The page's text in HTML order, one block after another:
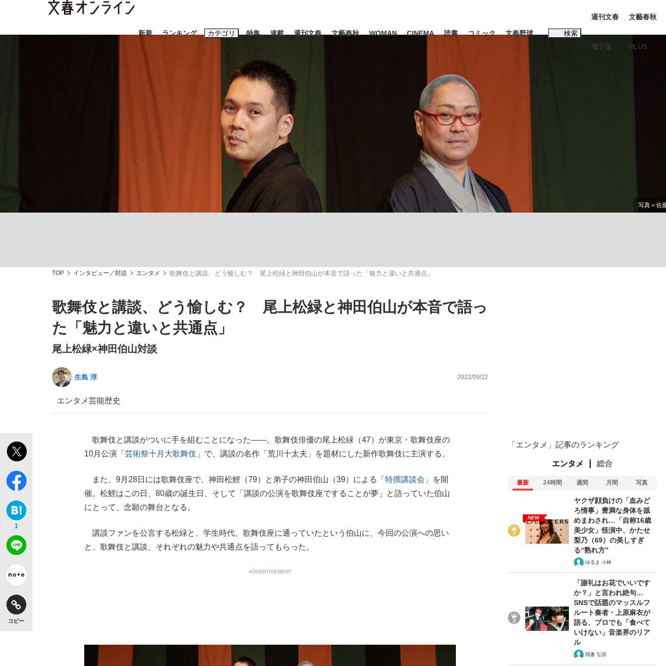
新着 ランキング カテゴリ
エンタメ
「90%は失敗する。でも…」本田圭佑が初めて明かした日本代表監督に... 「最悪の空気のまま解散」WBC日本代表“敗戦”の真実 選手が明かす...
「敗因分析は一切聞かれなかった」侍ジャパン選手が証言した“NPB聞... 「クマが悪者扱いされているのが悲しい」『北の国から』倉本聰氏（91...
もっと見る
特集
観る将棋、読む将棋
キングの誕生を、目撃せよ。
もっと見る
連載 週刊文春 文藝春秋 WOMAN CINEMA 読書 コミック 文春野球 検索
おすすめのキーワードタグ一覧
#三山凌輝 #高市早苗 #後藤真希 #内田有紀
#松田聖子
#亀和田武
週刊文春
電子版
文藝春秋
PLUS
TOP インタビュー／対談 エンタメ 歌舞伎と講談、どう愉しむ？ 尾上松緑と神田伯山が本音で語った「魅力と違いと共通点」
歌舞伎と講談、どう愉しむ？ 尾上松緑と神田伯山が本音で語っ
た「魅力と違いと共通点」
尾上松緑×神田伯山対談
生島 淳 2022/09/22
エンタメ芸能歴史
1
コピー
歌舞伎と講談がついに手を組むことになった――。歌舞伎俳優の尾上松緑（47）が東京・歌舞伎座の
10月公演「 芸術祭十月大歌舞伎 」で、講談の名作「荒川十太夫」を題材にした新作歌舞伎に主演する。
また、9月28日には歌舞伎座で、神田松鯉（79）と弟子の神田伯山（39）による「 特撰講談会 」を開
催。松鯉はこの日、80歳の誕生日、そして「講談の公演を歌舞伎座ですることが夢」と語っていた伯山
にとって、念願の舞台となる。
講談ファンを公言する松緑と、学生時代、歌舞伎座に通っていたという伯山に、今回の公演への思い
と、歌舞伎と講談、それぞれの魅力や共通点を語ってもらった。
ADVERTISEMENT
「エンタメ」記事のランキング
エンタメ 総合
最新 24時間 週間 月間 写真
NEW
ヤクザ顔負けの「血みど
ろ情事」豊満な身体を舐
めまわされ…「自称16歳
美少女」怪演中、かたせ
梨乃（69）の美しすぎ
る“熟れ方”
ゆるま 小林
「謝礼はお花でいいです
か？」と言われ絶句…
SNSで話題のマッスルフ
ルート奏者・上原麻衣が
語る、プロでも「食べて
いけない」音楽界のリア
ル
我妻 弘崇